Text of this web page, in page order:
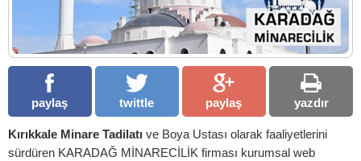
paylaş twittle paylaş yazdır
Kırıkkale Minare Tadilatı ve Boya Ustası olarak faaliyetlerini
sürdüren KARADAĞ MİNARECİLİK firması kurumsal web